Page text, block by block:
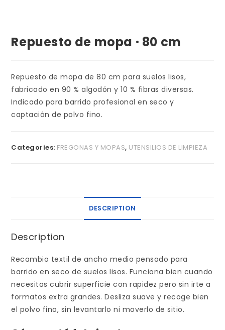
Repuesto de mopa · 80 cm
Repuesto de mopa de 80 cm para suelos lisos,
fabricado en 90 % algodón y 10 % fibras diversas.
Indicado para barrido profesional en seco y
captación de polvo fino.
Categories: FREGONAS Y MOPAS, UTENSILIOS DE LIMPIEZA
DESCRIPTION
Description
Recambio textil de ancho medio pensado para
barrido en seco de suelos lisos. Funciona bien cuando
necesitas cubrir superficie con rapidez pero sin irte a
formatos extra grandes. Desliza suave y recoge bien
el polvo fino, sin levantarlo ni moverlo de sitio.